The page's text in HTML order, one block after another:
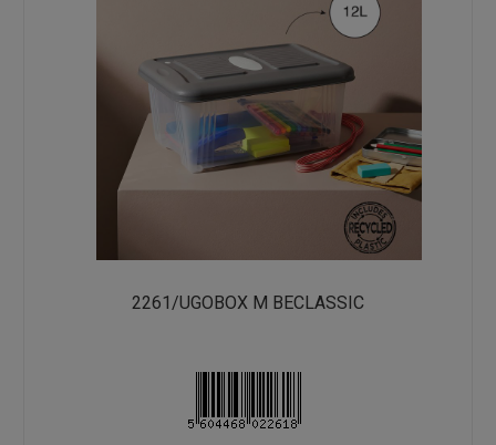
2261/UGOBOX M BECLASSIC